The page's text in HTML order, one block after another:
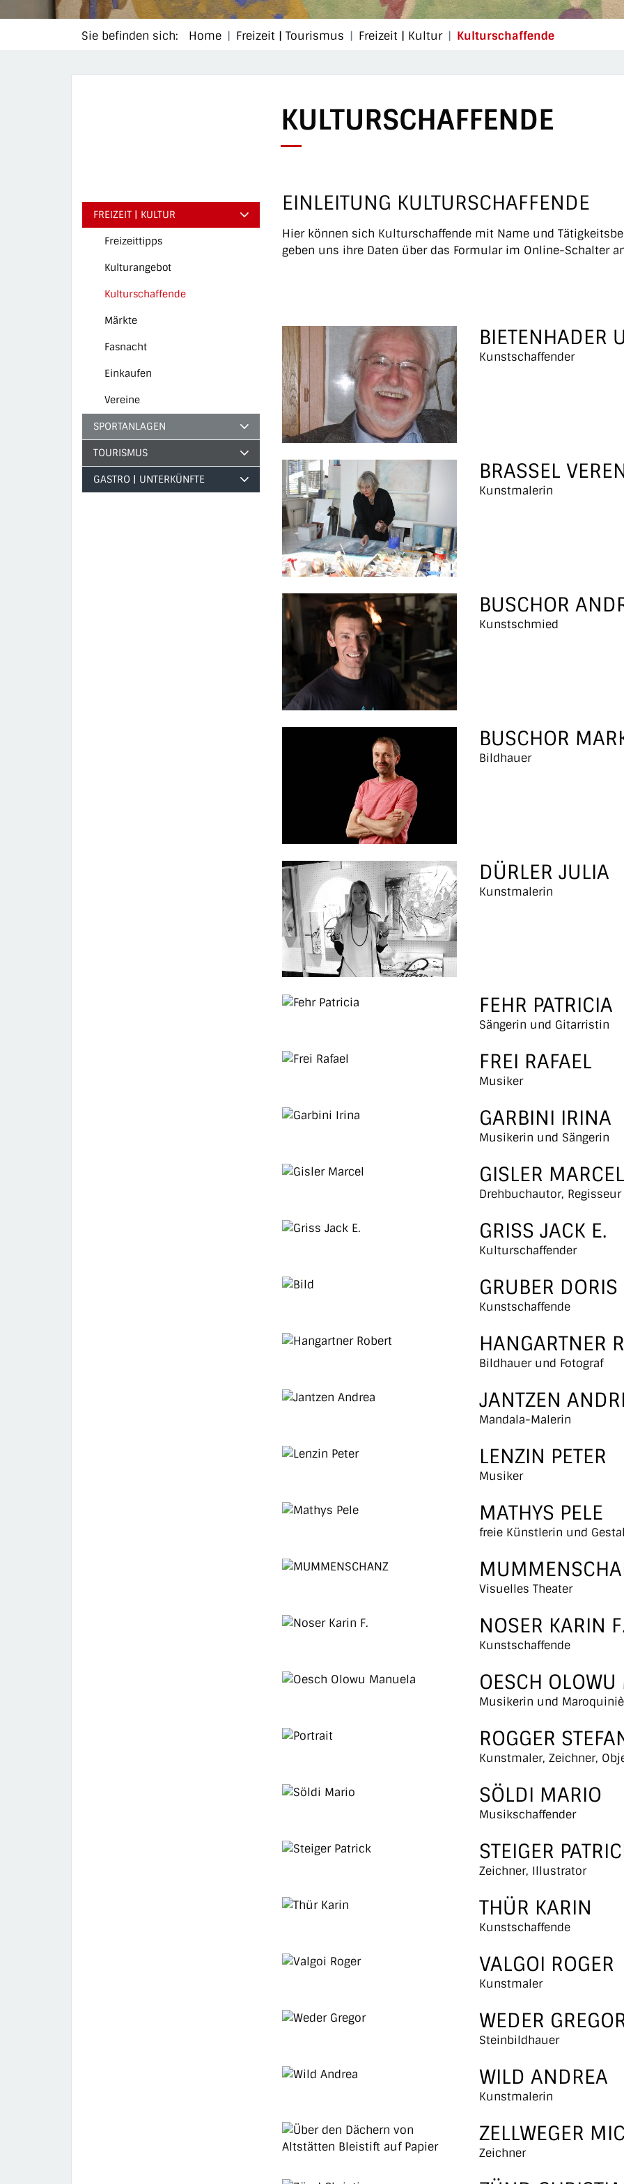
Sie befinden sich: Home Freizeit | Tourismus Freizeit | Kultur Kulturschaffende(ausgewählt)
KULTURSCHAFFENDE
FREIZEIT | KULTUR
Freizeittipps
Kulturangebot
Kulturschaffende
(ausgewählt)
Märkte
Fasnacht
Einkaufen
Vereine
SPORTANLAGEN
TOURISMUS
GASTRO | UNTERKÜNFTE
EINLEITUNG KULTURSCHAFFENDE
Hier können sich Kulturschaffende mit Name und
geben uns ihre Daten über das Formular im Online-Schalter
BIETENHADER
Kunstschaffender
BRASSEL
Kunstmalerin
BUSCHOR
Kunstschmied
BUSCHOR
Bildhauer
DÜRLER JULIA
Kunstmalerin
FEHR PATRICIA
Sängerin und Gitarristin
FREI RAFAEL
Musiker
GARBINI IRINA
Musikerin und Sängerin
GISLER
Drehbuchautor, Regisseur
GRISS JACK E.
Kulturschaffender
GRUBER DORIS
Kunstschaffende
HANGARTNER
Bildhauer und Fotograf
JANTZEN
Mandala-Malerin
LENZIN PETER
Musiker
MATHYS PELE
freie Künstlerin und
Visuelles Theater
NOSER KARIN
Kunstschaffende
OESCH
Musikerin und
ROGGER
Kunstmaler, Zeichner,
SÖLDI MARIO
Musikschaffender
STEIGER
Zeichner, Illustrator
THÜR KARIN
Kunstschaffende
VALGOI ROGER
Kunstmaler
WEDER
Steinbildhauer
WILD ANDREA
Kunstmalerin
ZELLWEGER
Zeichner